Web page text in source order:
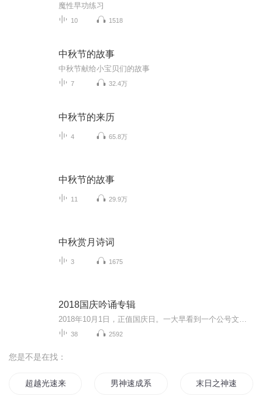
魔性早功练习
10 1518
中秋节的故事
中秋节献给小宝贝们的故事
7 32.4万
中秋节的来历
4 65.8万
中秋节的故事
11 29.9万
中秋赏月诗词
3 1675
2018国庆吟诵专辑
38 2592
您是不是在找：
超越光速来爱你 男神速成系统 末日之神速大师